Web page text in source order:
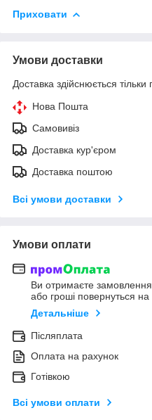
Приховати
Умови доставки
Доставка здійснюється тільки
Нова Пошта
Самовивіз
Доставка кур'єром
Доставка поштою
Всі умови доставки
Умови оплати
Ви отримаєте замовлення
або гроші повернуться на
Детальніше
Післяплата
Оплата на рахунок
Готівкою
Всі умови оплати